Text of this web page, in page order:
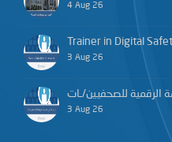
4 Aug 26
Trainer in Digital
3 Aug 26
الرقمية للصحفيين/ـات
3 Aug 26